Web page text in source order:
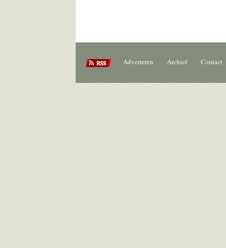
Adverteren Archief Contact